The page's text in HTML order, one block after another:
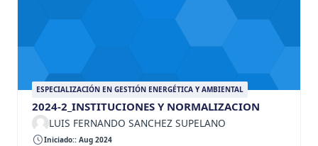
ESPECIALIZACIÓN EN GESTIÓN ENERGÉTICA Y AMBIENTAL
2024-2_INSTITUCIONES Y NORMALIZACION
LUIS FERNANDO SANCHEZ SUPELANO
Iniciado:: Aug 2024